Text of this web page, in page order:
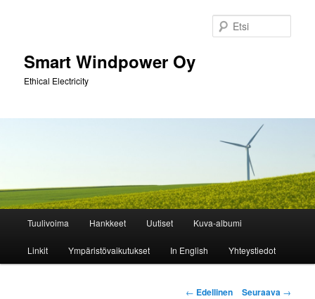
Smart Windpower Oy
Ethical Electricity
Tuulivoima Hankkeet Uutiset Kuva-albumi
Linkit Ympäristövaikutukset In English Yhteystiedot
Artikkelien
← Edellinen Seuraava →